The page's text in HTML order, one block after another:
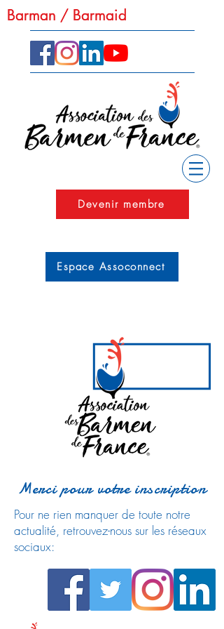
Barman / Barmaid
Barman / Barmaid
Devenir membre
Espace Assoconnect
Merci pour votre inscription
Pour ne rien manquer de toute notre
actualité, retrouvez-nous sur les réseaux
sociaux: